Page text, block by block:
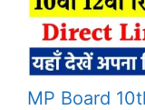
MP Board